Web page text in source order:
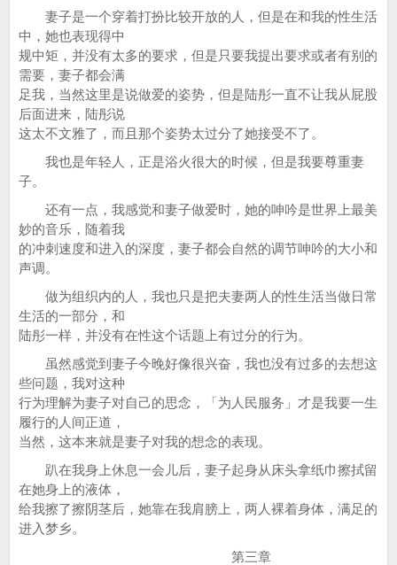
妻子是一个穿着打扮比较开放的人，但是在和我的性生活
中，她也表现得中
规中矩，并没有太多的要求，但是只要我提出要求或者有别的
需要，妻子都会满
足我，当然这里是说做爱的姿势，但是陆彤一直不让我从屁股
后面进来，陆彤说
这太不文雅了，而且那个姿势太过分了她接受不了。
我也是年轻人，正是浴火很大的时候，但是我要尊重妻
子。
还有一点，我感觉和妻子做爱时，她的呻吟是世界上最美
妙的音乐，随着我
的冲刺速度和进入的深度，妻子都会自然的调节呻吟的大小和
声调。
做为组织内的人，我也只是把夫妻两人的性生活当做日常
生活的一部分，和
陆彤一样，并没有在性这个话题上有过分的行为。
虽然感觉到妻子今晚好像很兴奋，我也没有过多的去想这
些问题，我对这种
行为理解为妻子对自己的思念，「为人民服务」才是我要一生
履行的人间正道，
当然，这本来就是妻子对我的想念的表现。
趴在我身上休息一会儿后，妻子起身从床头拿纸巾擦拭留
在她身上的液体，
给我擦了擦阴茎后，她靠在我肩膀上，两人裸着身体，满足的
进入梦乡。
第三章